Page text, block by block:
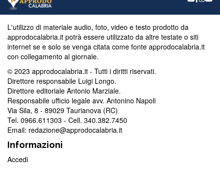
gola ed è fuggito. La vittima è stata soccorsa […]
L'utilizzo di materiale audio, foto, video e testo prodotto da
approdocalabria.it potrà essere utilizzato da altre testate o siti
internet se e solo se venga citata come fonte approdocalabria.it
con collegamento al giornale.
© 2023 approdocalabria.it - Tutti i diritti riservati.
Direttore responsabile Luigi Longo.
Direttore editoriale Antonio Marziale.
Responsabile ufficio legale avv. Antonino Napoli
Via Sila, 8 - 89029 Taurianova (RC)
Tel. 0966.611303 - Cell. 340.382.7450
Email: redazione@approdocalabria.it
Informazioni
Accedi